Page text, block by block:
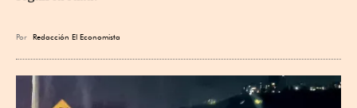
Por Redacción El Economista